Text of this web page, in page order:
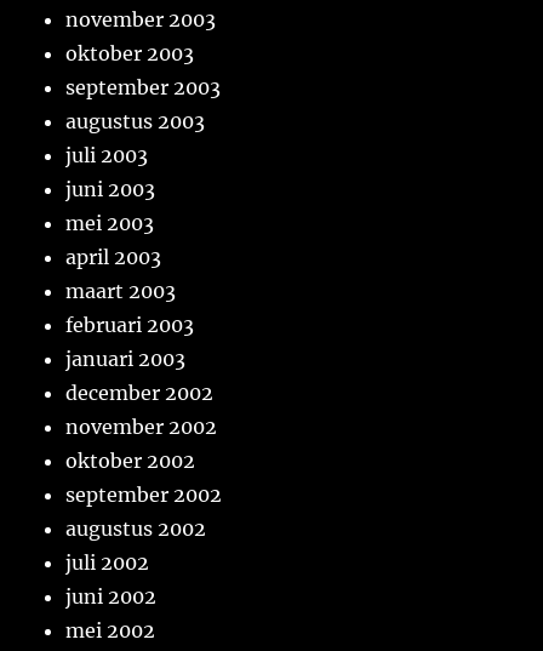
november 2003
oktober 2003
september 2003
augustus 2003
juli 2003
juni 2003
mei 2003
april 2003
maart 2003
februari 2003
januari 2003
december 2002
november 2002
oktober 2002
september 2002
augustus 2002
juli 2002
juni 2002
mei 2002